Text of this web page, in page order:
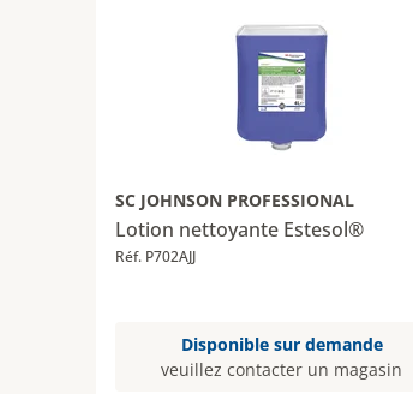
SC JOHNSON PROFESSIONAL
Lotion nettoyante Estesol®
Réf. P702AJJ
Disponible sur demande
veuillez contacter un magasin